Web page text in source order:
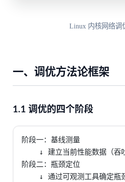
Linux 内核网络调
一、调优方法论框架
1.1 调优的四个阶段
阶段一：基线测量
↓ 建立当前性能数据（吞
阶段二：瓶颈定位
↓ 通过可观测工具确定瓶